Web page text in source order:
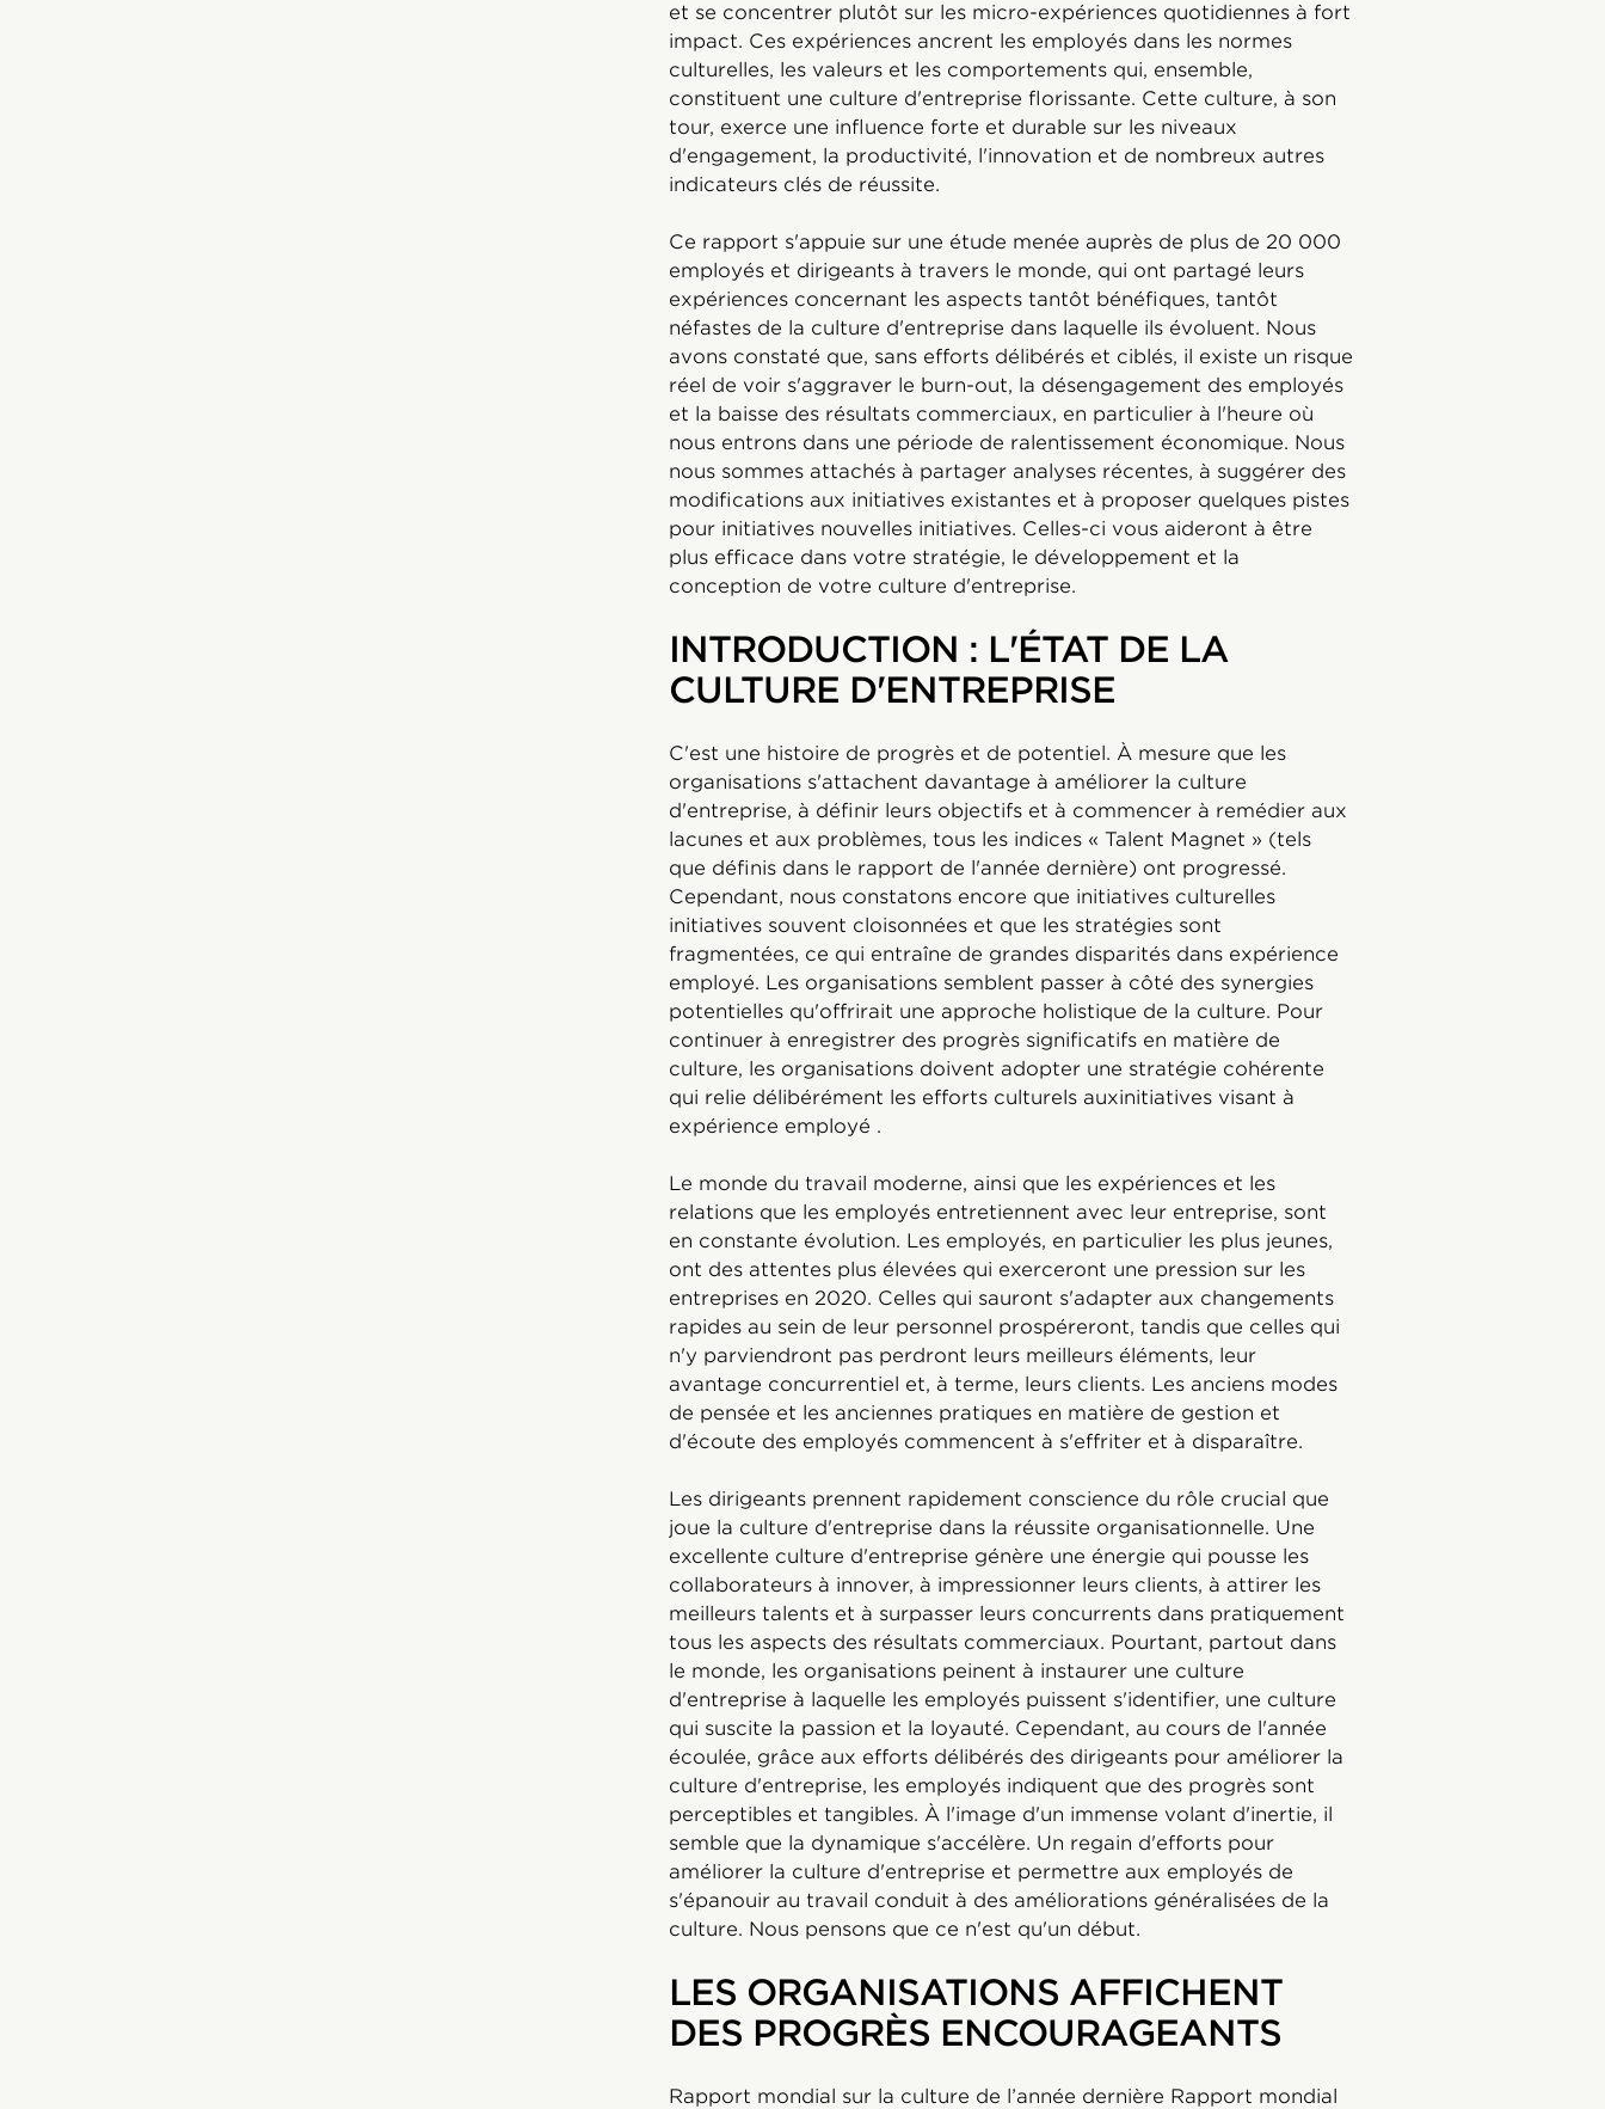
et se concentrer plutôt sur les micro-expériences quotidiennes à fort
impact. Ces expériences ancrent les employés dans les normes
culturelles, les valeurs et les comportements qui, ensemble,
constituent une culture d'entreprise florissante. Cette culture, à son
tour, exerce une influence forte et durable sur les niveaux
d'engagement, la productivité, l'innovation et de nombreux autres
indicateurs clés de réussite.
Ce rapport s'appuie sur une étude menée auprès de plus de 20 000
employés et dirigeants à travers le monde, qui ont partagé leurs
expériences concernant les aspects tantôt bénéfiques, tantôt
néfastes de la culture d'entreprise dans laquelle ils évoluent. Nous
avons constaté que, sans efforts délibérés et ciblés, il existe un risque
réel de voir s'aggraver le burn-out, la désengagement des employés
et la baisse des résultats commerciaux, en particulier à l'heure où
nous entrons dans une période de ralentissement économique. Nous
nous sommes attachés à partager analyses récentes, à suggérer des
modifications aux initiatives existantes et à proposer quelques pistes
pour initiatives nouvelles initiatives. Celles-ci vous aideront à être
plus efficace dans votre stratégie, le développement et la
conception de votre culture d'entreprise.
INTRODUCTION : L'ÉTAT DE LA
CULTURE D'ENTREPRISE
C'est une histoire de progrès et de potentiel. À mesure que les
organisations s'attachent davantage à améliorer la culture
d'entreprise, à définir leurs objectifs et à commencer à remédier aux
lacunes et aux problèmes, tous les indices « Talent Magnet » (tels
que définis dans le rapport de l'année dernière) ont progressé.
Cependant, nous constatons encore que initiatives culturelles
initiatives souvent cloisonnées et que les stratégies sont
fragmentées, ce qui entraîne de grandes disparités dans expérience
employé. Les organisations semblent passer à côté des synergies
potentielles qu'offrirait une approche holistique de la culture. Pour
continuer à enregistrer des progrès significatifs en matière de
culture, les organisations doivent adopter une stratégie cohérente
qui relie délibérément les efforts culturels auxinitiatives visant à
expérience employé .
Le monde du travail moderne, ainsi que les expériences et les
relations que les employés entretiennent avec leur entreprise, sont
en constante évolution. Les employés, en particulier les plus jeunes,
ont des attentes plus élevées qui exerceront une pression sur les
entreprises en 2020. Celles qui sauront s'adapter aux changements
rapides au sein de leur personnel prospéreront, tandis que celles qui
n'y parviendront pas perdront leurs meilleurs éléments, leur
avantage concurrentiel et, à terme, leurs clients. Les anciens modes
de pensée et les anciennes pratiques en matière de gestion et
d'écoute des employés commencent à s'effriter et à disparaître.
Les dirigeants prennent rapidement conscience du rôle crucial que
joue la culture d'entreprise dans la réussite organisationnelle. Une
excellente culture d'entreprise génère une énergie qui pousse les
collaborateurs à innover, à impressionner leurs clients, à attirer les
meilleurs talents et à surpasser leurs concurrents dans pratiquement
tous les aspects des résultats commerciaux. Pourtant, partout dans
le monde, les organisations peinent à instaurer une culture
d'entreprise à laquelle les employés puissent s'identifier, une culture
qui suscite la passion et la loyauté. Cependant, au cours de l'année
écoulée, grâce aux efforts délibérés des dirigeants pour améliorer la
culture d'entreprise, les employés indiquent que des progrès sont
perceptibles et tangibles. À l'image d'un immense volant d'inertie, il
semble que la dynamique s'accélère. Un regain d'efforts pour
améliorer la culture d'entreprise et permettre aux employés de
s'épanouir au travail conduit à des améliorations généralisées de la
culture. Nous pensons que ce n'est qu'un début.
LES ORGANISATIONS AFFICHENT
DES PROGRÈS ENCOURAGEANTS
Rapport mondial sur la culture de l’année dernière Rapport mondial